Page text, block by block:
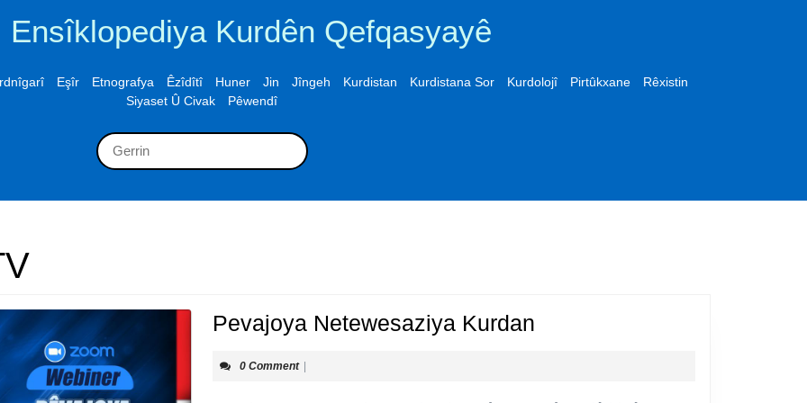
Ensîklopediya Kurdên Qefqasyayê
Eşîr Etnografya Êzîdîtî Huner Jin Jîngeh Kurdistan Kurdistana Sor Kurdolojî Pirtûkxane
Rêxistin
Siyaset Û Civak
Pêwendî
Search
for:
Pevajoya Netewesaziya Kurdan
0 Comment